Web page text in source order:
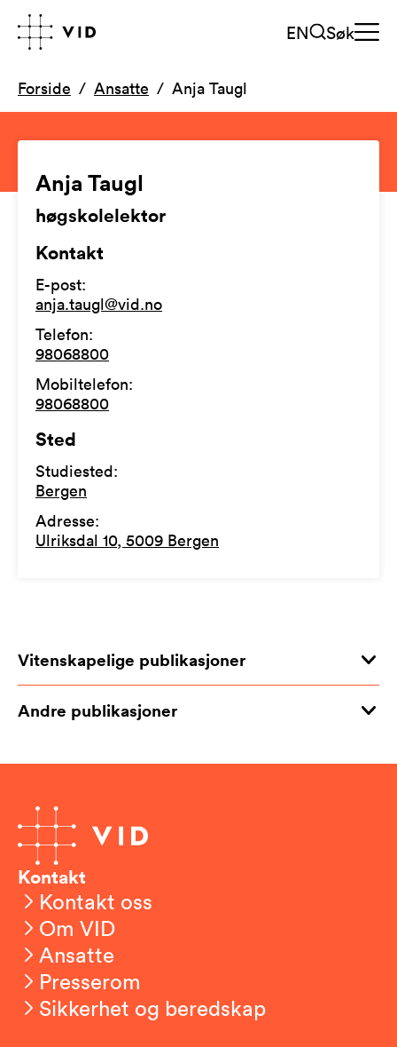
EN Søk
Forside Ansatte Anja Taugl
Anja Taugl
høgskolelektor
Kontakt
E-post:
anja.taugl@vid.no
Telefon:
98068800
Mobiltelefon:
98068800
Sted
Studiested:
Bergen
Adresse:
Ulriksdal 10, 5009 Bergen
Vitenskapelige publikasjoner
Andre publikasjoner
Kontakt
Kontakt oss
Om VID
Ansatte
Presserom
Sikkerhet og beredskap